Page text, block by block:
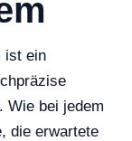
ist ein
Wie bei jedem
die erwartete